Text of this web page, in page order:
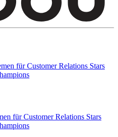
für Customer Relations Stars
für Customer Relations Stars